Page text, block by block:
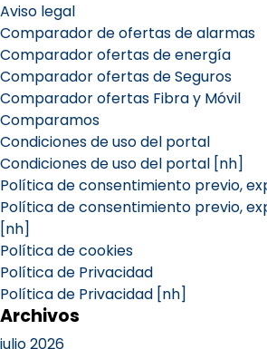
Aviso legal
Comparador de ofertas de alarmas
Comparador ofertas de energía
Comparador ofertas de Seguros
Comparador ofertas Fibra y Móvil
Comparamos
Condiciones de uso del portal
Condiciones de uso del portal [nh]
Política de consentimiento previo,
Política de consentimiento previo,
[nh]
Política de cookies
Política de Privacidad
Política de Privacidad [nh]
Archivos
julio 2026